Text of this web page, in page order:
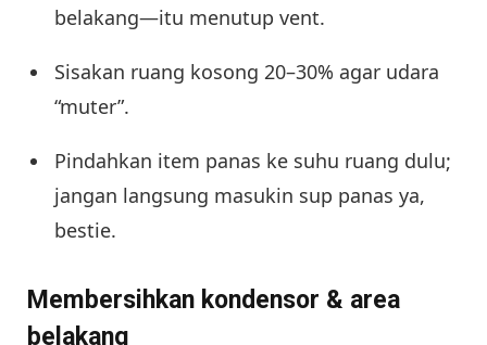
belakang—itu menutup vent.
Sisakan ruang kosong 20–30% agar udara
“muter”.
Pindahkan item panas ke suhu ruang dulu;
jangan langsung masukin sup panas ya,
bestie.
Membersihkan kondensor & area
belakang